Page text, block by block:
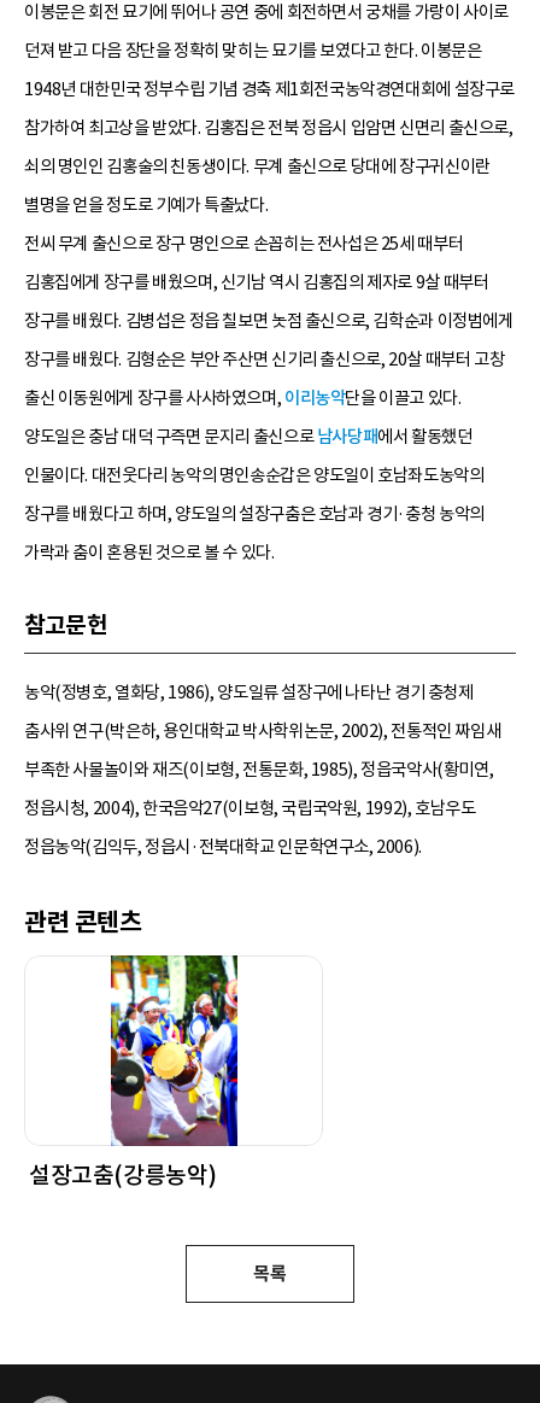
이봉문은 회전 묘기에 뛰어나 공연 중에 회전하면서 궁채를 가랑이 사이로
던져 받고 다음 장단을 정확히 맞히는 묘기를 보였다고 한다. 이봉문은
1948년 대한민국 정부수립 기념 경축 제1회전국농악경연대회에 설장구로
참가하여 최고상을 받았다. 김홍집은 전북 정읍시 입암면 신면리 출신으로,
쇠의 명인인 김홍술의 친동생이다. 무계 출신으로 당대에 장구귀신이란
별명을 얻을 정도로 기예가 특출났다.
전씨 무계 출신으로 장구 명인으로 손꼽히는 전사섭은 25세 때부터
김홍집에게 장구를 배웠으며, 신기남 역시 김홍집의 제자로 9살 때부터
장구를 배웠다. 김병섭은 정읍 칠보면 놋점 출신으로, 김학순과 이정범에게
장구를 배웠다. 김형순은 부안 주산면 신기리 출신으로, 20살 때부터 고창
출신 이동원에게 장구를 사사하였으며, 이리농악단을 이끌고 있다.
양도일은 충남 대덕 구즉면 문지리 출신으로남사당패에서 활동했던
인물이다. 대전웃다리 농악의 명인송순갑은 양도일이 호남좌도농악의
장구를 배웠다고 하며, 양도일의 설장구춤은 호남과 경기·충청 농악의
가락과 춤이 혼용된 것으로 볼 수 있다.
참고문헌
농악(정병호, 열화당, 1986), 양도일류 설장구에 나타난 경기 충청제
춤사위 연구(박은하, 용인대학교 박사학위논문, 2002), 전통적인 짜임새
부족한 사물놀이와 재즈(이보형, 전통문화, 1985), 정읍국악사(황미연,
정읍시청, 2004), 한국음악27(이보형, 국립국악원, 1992), 호남우도
정읍농악(김익두, 정읍시·전북대학교 인문학연구소, 2006).
관련 콘텐츠
설장고춤(강릉농악)
목록